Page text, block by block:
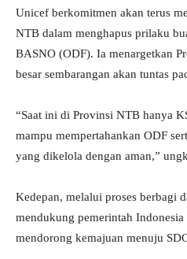
Unicef berkomitmen akan terus
NTB dalam menghapus prilaku
BASNO (ODF). Ia menargetkan
besar sembarangan akan tuntas
“Saat ini di Provinsi NTB hanya
mampu mempertahankan ODF
yang dikelola dengan aman,”
Kedepan, melalui proses berbagi
mendukung pemerintah Indonesia
mendorong kemajuan menuju